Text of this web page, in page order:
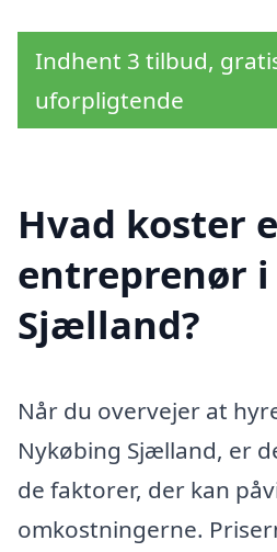
Indhent 3 tilbud,
uforpligtende
Hvad koster
entreprenør
Sjælland?
Når du overvejer at
Nykøbing Sjælland, er
de faktorer, der kan
omkostningerne.